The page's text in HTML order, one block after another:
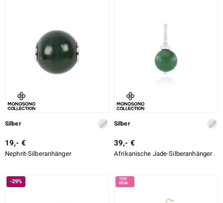
SCHLIFF DETAILLIERT
FASSUNG
Silber
19,- €
Nephrit-Silberanhänger
Silber
39,- €
Afrikanische Jade-Silberanhänger
-29%